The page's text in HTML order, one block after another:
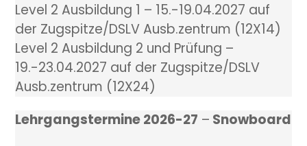
Level 2 Ausbildung 1 – 15.-19.04.2027 auf
der Zugspitze/DSLV Ausb.zentrum (12X14)
Level 2 Ausbildung 2 und Prüfung –
19.-23.04.2027 auf der Zugspitze/DSLV
Ausb.zentrum (12X24)
Lehrgangstermine2026-27 – Snowboard